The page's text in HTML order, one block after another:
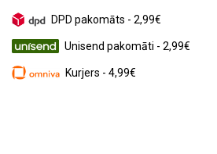
DPD pakomāts - 2,99€
Unisend pakomāti - 2,99€
Kurjers - 4,99€